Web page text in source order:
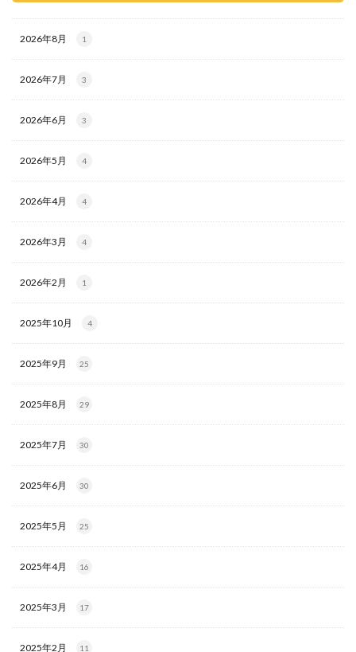
2026年8月 1
2026年7月 3
2026年6月 3
2026年5月 4
2026年4月 4
2026年3月 4
2026年2月 1
2025年10月 4
2025年9月 25
2025年8月 29
2025年7月 30
2025年6月 30
2025年5月 25
2025年4月 16
2025年3月 17
2025年2月 11